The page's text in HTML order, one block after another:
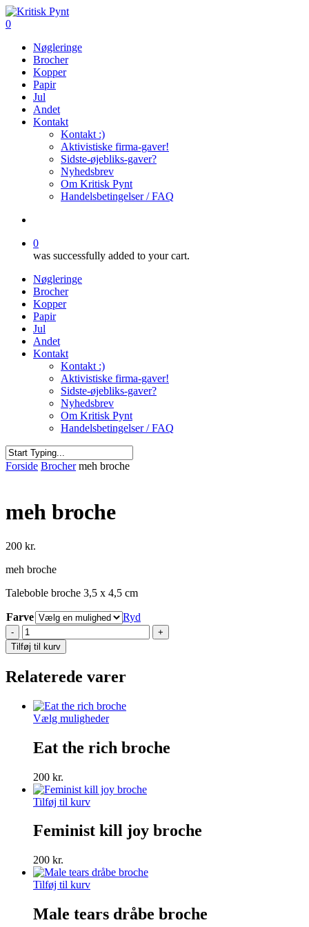
Skip
to
content
search
0
Nøgleringe
Brocher
Kopper
Papir
Jul
Andet
Kontakt
Kontakt :)
Aktivistiske firma-gaver!
Sidste-øjebliks-gaver?
Nyhedsbrev
Om Kritisk Pynt
Handelsbetingelser / FAQ
0
was successfully added to your cart.
Nøgleringe
Brocher
Kopper
Papir
Jul
Andet
Kontakt
Kontakt :)
Aktivistiske firma-gaver!
Sidste-øjebliks-gaver?
Nyhedsbrev
Om Kritisk Pynt
Handelsbetingelser / FAQ
Close
Forside Brocher meh broche
meh broche
200 kr.
meh broche
Taleboble broche 3,5 x 4,5 cm
Farve
Ryd
meh
broche
antal
Tilføj til kurv
Relaterede varer
Vælg mulighederDette
har
flere
kan
varesiden
Eat the rich broche
200 kr.
Tilføj til kurv
Feminist kill joy broche
200 kr.
Tilføj til kurv
Male tears dråbe broche